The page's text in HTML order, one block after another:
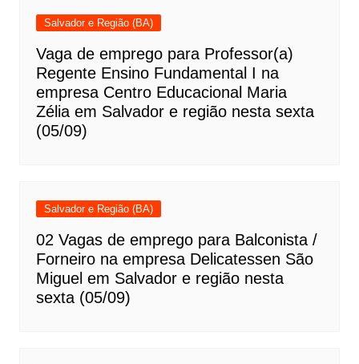
Salvador e Região (BA)
Vaga de emprego para Professor(a)
Regente Ensino Fundamental I na
empresa Centro Educacional Maria
Zélia em Salvador e região nesta sexta
(05/09)
Salvador e Região (BA)
02 Vagas de emprego para Balconista /
Forneiro na empresa Delicatessen São
Miguel em Salvador e região nesta
sexta (05/09)